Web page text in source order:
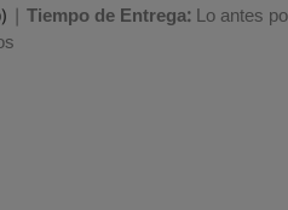
| Tiempo de Entrega:Lo antes